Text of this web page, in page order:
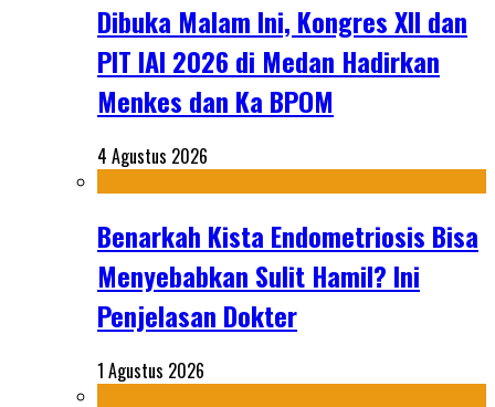
Dibuka Malam Ini, Kongres XII dan
PIT IAI 2026 di Medan Hadirkan
Menkes dan Ka BPOM
4 Agustus 2026
Benarkah Kista Endometriosis Bisa
Menyebabkan Sulit Hamil? Ini
Penjelasan Dokter
1 Agustus 2026